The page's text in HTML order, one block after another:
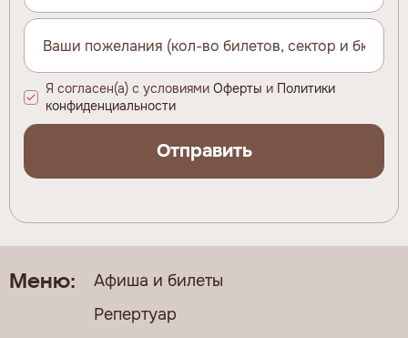
Я согласен(а) с условиями Оферты и Политики
конфиденциальности
Отправить
Меню:
Афиша и билеты
Репертуар